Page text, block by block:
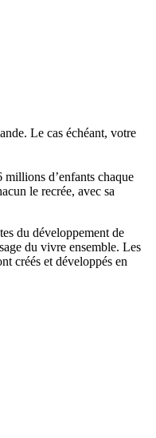
Le cas échéant, votre
millions d’enfants chaque
le recrée, avec sa
du développement de
du vivre ensemble. Les
créés et développés en